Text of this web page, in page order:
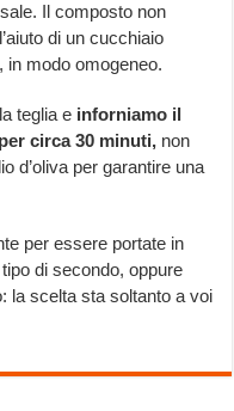
Il composto non
di un cucchiaio
modo omogeneo.
teglia e inforniamo il
circa 30 minuti, non
d’oliva per garantire una
per essere portate in
di secondo, oppure
la scelta sta soltanto a voi